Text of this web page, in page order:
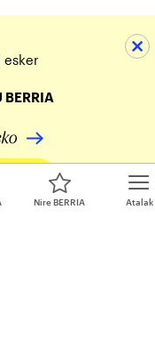
Atalak
Nire BERRIA
esker
BERRIA